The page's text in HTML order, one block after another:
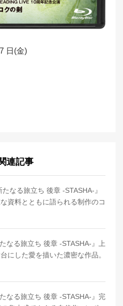
日(金)
連記事
なる旅立ち 後章 -STASHA-』
資料とともに語られる制作のコ
なる旅立ち 後章 -STASHA-』上
にした愛を描いた濃密な作品。
なる旅立ち 後章 -STASHA-』完